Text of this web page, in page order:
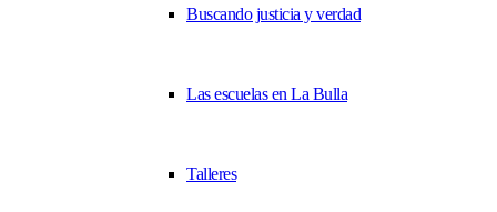
Buscando justicia y verdad
Las escuelas en La Bulla
Talleres